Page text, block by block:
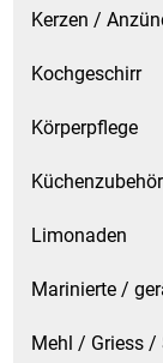
Kerzen /
Kochgeschirr
Körperpflege
Küchenzubehör
Limonaden
Marinierte /
Mehl / Griess /